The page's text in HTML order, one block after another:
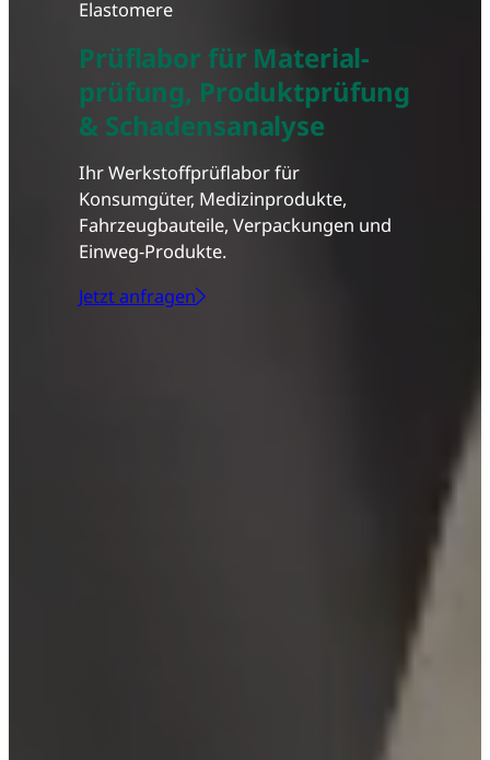
Elastomere
Prüflabor für Material-
prüfung, Produktprüfung
& Schadensanalyse
Ihr Werkstoffprüflabor für
Konsumgüter, Medizinprodukte,
Fahrzeugbauteile, Verpackungen und
Einweg-Produkte.
Jetzt anfragen